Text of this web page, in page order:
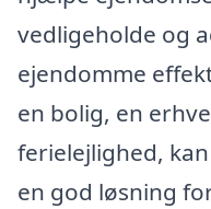
vedligeholde og
ejendomme
en bolig, en
ferielejlighed,
en god løsning